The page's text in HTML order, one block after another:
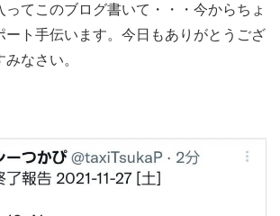
ってこのブログ書いて・・・今からちょ
ート手伝います。今日もありがとうござ
なさい。